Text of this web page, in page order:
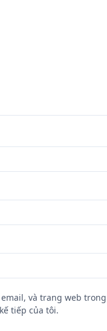
và trang web
tiếp của tôi.